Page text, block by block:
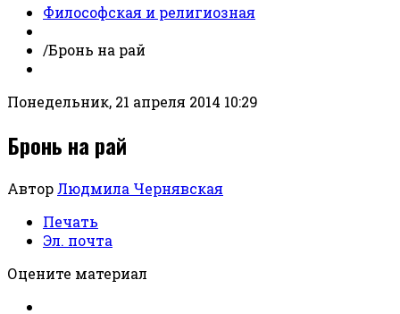
Философская и религиозная
/Бронь на рай
Понедельник, 21 апреля 2014 10:29
Бронь на рай
Автор Людмила Чернявская
Печать
Эл. почта
Оцените материал